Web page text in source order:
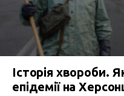
Історія хвороби.
епідемії на